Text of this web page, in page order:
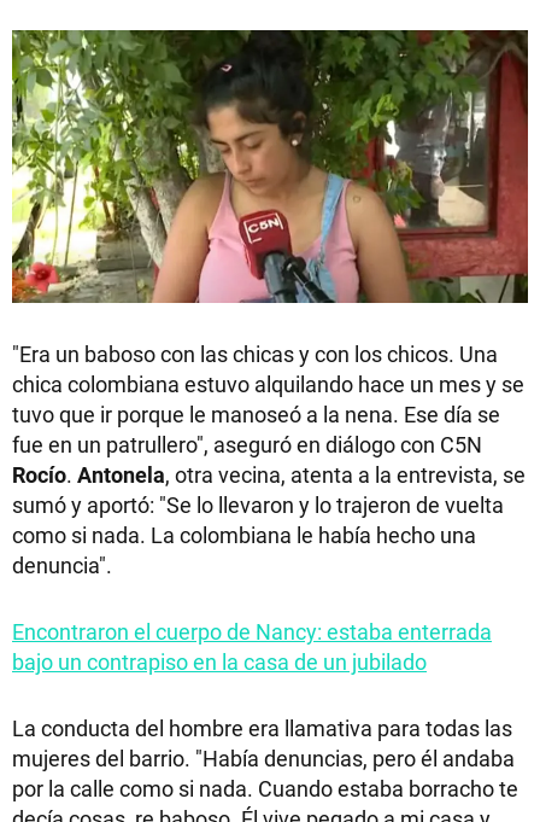
"Era un baboso con las chicas y con los chicos. Una
chica colombiana estuvo alquilando hace un mes y se
tuvo que ir porque le manoseó a la nena. Ese día se
fue en un patrullero", aseguró en diálogo con C5N
Rocío. Antonela, otra vecina, atenta a la entrevista, se
sumó y aportó: "Se lo llevaron y lo trajeron de vuelta
como si nada. La colombiana le había hecho una
denuncia".
Encontraron el cuerpo de Nancy: estaba enterrada
bajo un contrapiso en la casa de un jubilado
La conducta del hombre era llamativa para todas las
mujeres del barrio. "Había denuncias, pero él andaba
por la calle como si nada. Cuando estaba borracho te